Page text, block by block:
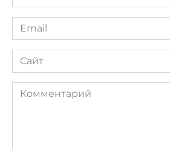
Email
Сайт
Комментарий